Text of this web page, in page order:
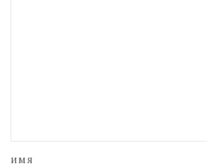
ИМЯ